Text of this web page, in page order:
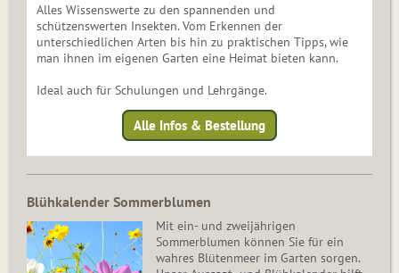
Alles Wissenswerte zu den spannenden und
schützenswerten Insekten. Vom Erkennen der
unterschiedlichen Arten bis hin zu praktischen Tipps, wie
man ihnen im eigenen Garten eine Heimat bieten kann.
Ideal auch für Schulungen und Lehrgänge.
Alle Infos & Bestellung
Blühkalender Sommerblumen
Mit ein- und zweijährigen
Sommerblumen können Sie für ein
wahres Blütenmeer im Garten sorgen.